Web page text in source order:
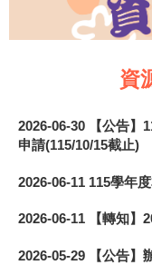
資
2026-06-30
【公告
申請(115/10/15截止)
2026-06-11 115學年
2026-06-11 【轉知
2026-05-29
【公告